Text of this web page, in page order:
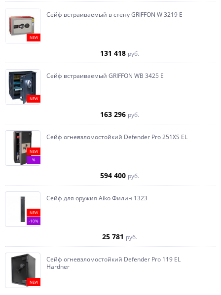
NEW
Сейф встраиваемый в стену GRIFFON W 3219 E
131 418 руб.
NEW
Сейф встраиваемый GRIFFON WB 3425 E
163 296 руб.
NEW
%
Сейф огневзломостойкий Defender Pro 251XS EL
594 400 руб.
NEW
-10%
Сейф для оружия Aiko Филин 1323
25 781 руб.
NEW
Сейф огневзломостойкий Defender Pro 119 EL
Hardner